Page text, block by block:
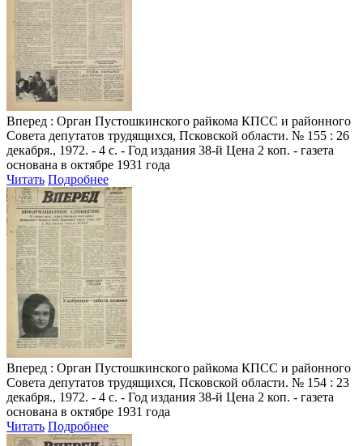
Вперед : Орган Пустошкинского райкома КПСС и районного
Совета депутатов трудящихся, Псковской области. № 155 : 26
декабря., 1972. - 4 с. - Год издания 38-й Цена 2 коп. - газета
основана в октябре 1931 года
Читать Подробнее
Вперед : Орган Пустошкинского райкома КПСС и районного
Совета депутатов трудящихся, Псковской области. № 154 : 23
декабря., 1972. - 4 с. - Год издания 38-й Цена 2 коп. - газета
основана в октябре 1931 года
Читать Подробнее